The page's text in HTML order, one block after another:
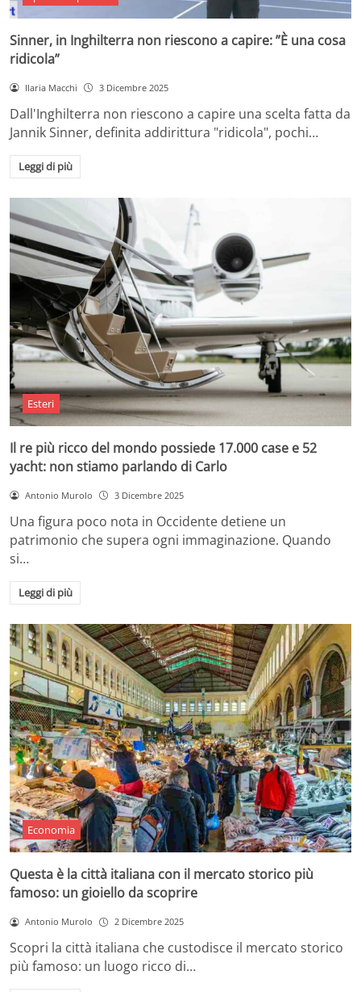
Sinner, in Inghilterra non riescono a capire: ”È una cosa
ridicola”
Ilaria Macchi 3 Dicembre 2025
Dall'Inghilterra non riescono a capire una scelta fatta da
Jannik Sinner, definita addirittura "ridicola", pochi…
Leggi di più
Esteri
Il re più ricco del mondo possiede 17.000 case e 52
yacht: non stiamo parlando di Carlo
Antonio Murolo 3 Dicembre 2025
Una figura poco nota in Occidente detiene un
patrimonio che supera ogni immaginazione. Quando
si…
Leggi di più
Economia
Questa è la città italiana con il mercato storico più
famoso: un gioiello da scoprire
Antonio Murolo 2 Dicembre 2025
Scopri la città italiana che custodisce il mercato storico
più famoso: un luogo ricco di…